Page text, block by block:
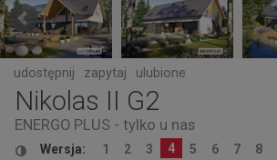
udostępnij zapytaj ulubione
Nikolas II G2
ENERGO PLUS - tylko u nas
Wersja: 1 2 3 4 5 6 7 8